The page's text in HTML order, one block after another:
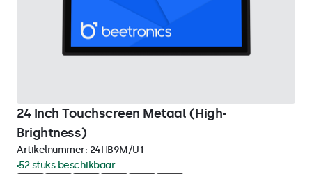
24 Inch Touchscreen Metaal (High-
Brightness)
Artikelnummer: 24HB9M/U1
52 stuks beschikbaar